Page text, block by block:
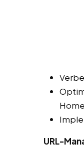
URL-